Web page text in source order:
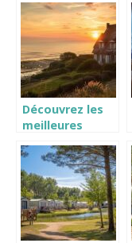
luxe et le
confort
Découvrez les
meilleures
vacances en
bord de mer en
Normandie